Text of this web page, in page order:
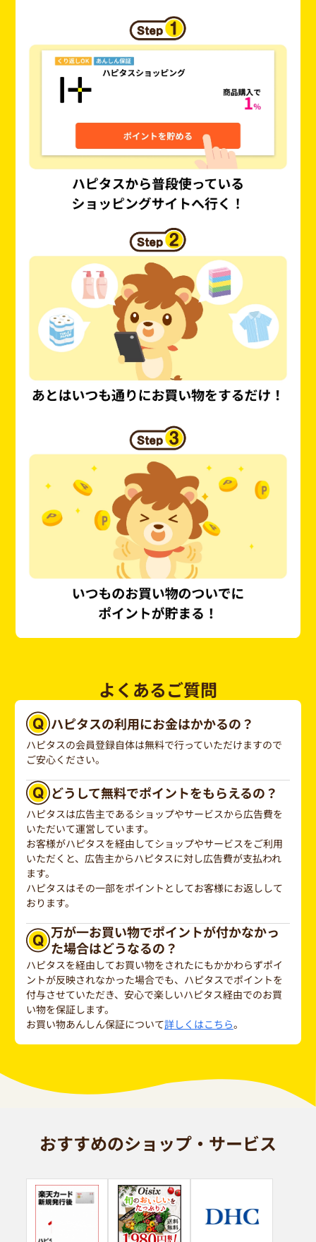
よくあるご質問
ハピタスの利用にお金はかかるの？
ハピタスの会員登録自体は無料で行っていただけますので
ご安心ください。
どうして無料でポイントをもらえるの？
ハピタスは広告主であるショップやサービスから広告費を
いただいて運営しています。
お客様がハピタスを経由してショップやサービスをご利用
いただくと、広告主からハピタスに対し広告費が支払われ
ます。
ハピタスはその一部をポイントとしてお客様にお返しして
おります。
万が一お買い物でポイントが付かなかっ
た場合はどうなるの？
ハピタスを経由してお買い物をされたにもかかわらずポイ
ントが反映されなかった場合でも、ハピタスでポイントを
付与させていただき、安心で楽しいハピタス経由でのお買
い物を保証します。
お買い物あんしん保証について詳しくはこちら。
おすすめのショップ・サービス